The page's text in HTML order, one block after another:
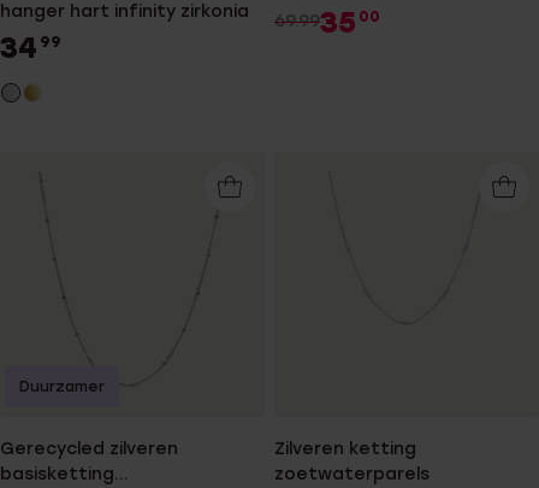
hanger hart infinity zirkonia
34 99
69.9935 00
Gerecycled zilveren
basisketting
Duurzamer
Zilveren ketting
zoetwaterparels